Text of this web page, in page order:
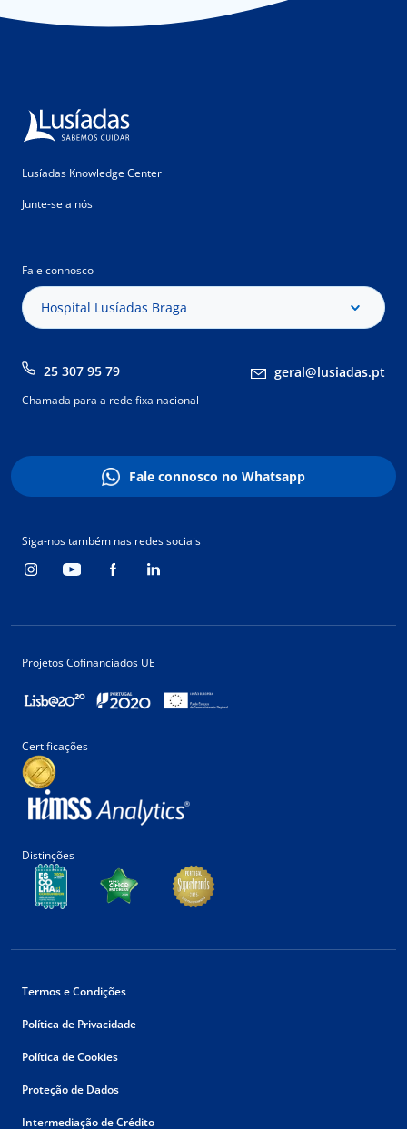
Lusíadas Knowledge Center
Junte-se a nós
Fale connosco
Hospital Lusíadas Braga
25 307 95 79 geral@lusiadas.pt
Chamada para a rede fixa nacional
Fale connosco no Whatsapp
Siga-nos também nas redes sociais
Projetos Cofinanciados UE
Certificações
Distinções
Termos e Condições
Política de Privacidade
Política de Cookies
Proteção de Dados
Intermediação de Crédito